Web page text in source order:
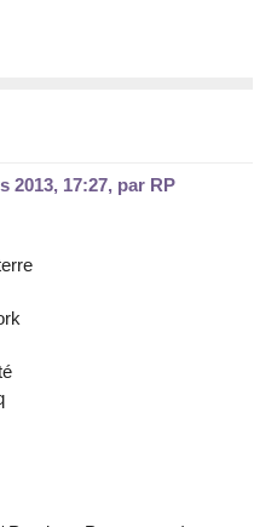
2013, 17:27, par RP